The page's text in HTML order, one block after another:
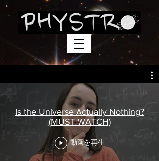
Is the Universe Actually Nothing?
(MUST WATCH)
動画を再生